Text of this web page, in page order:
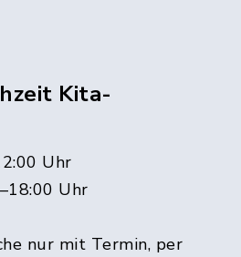
Kita-
Uhr
Uhr
nur mit Termin, per